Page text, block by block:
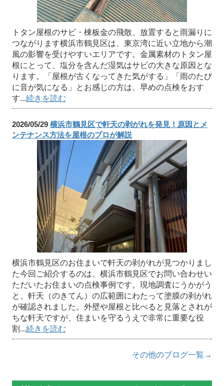
トタン屋根のサビ・棟板金の飛散、放置すると雨漏りに
つながります横浜市鶴見区は、東京湾に近い立地から潮
風の影響を受けやすいエリアです。金属素材のトタン屋
根にとって、塩分を含んだ湿気はサビの大きな原因とな
ります。「屋根が古くなってきた気がする」「雨のたび
に音が気になる」とお感じの方は、早めの点検をおす
す...続きを読む
2026/05/29 横浜市鶴見区で軒天の剥がれを発見！原因とメ
ンテナンス方法を屋根のプロが解説
横浜市鶴見区のお住まいで軒天の剥がれが見つかりまし
た今回ご紹介するのは、横浜市鶴見区でお問い合わせい
ただいたお住まいの点検事例です。現地調査にうかがう
と、軒天（のきてん）の広範囲にわたって塗膜の剥がれ
が確認されました。外壁や屋根と比べると見落とされが
ちな軒天ですが、住まいを守るうえで非常に重要な役
割...続きを読む
その他のブログ一覧→